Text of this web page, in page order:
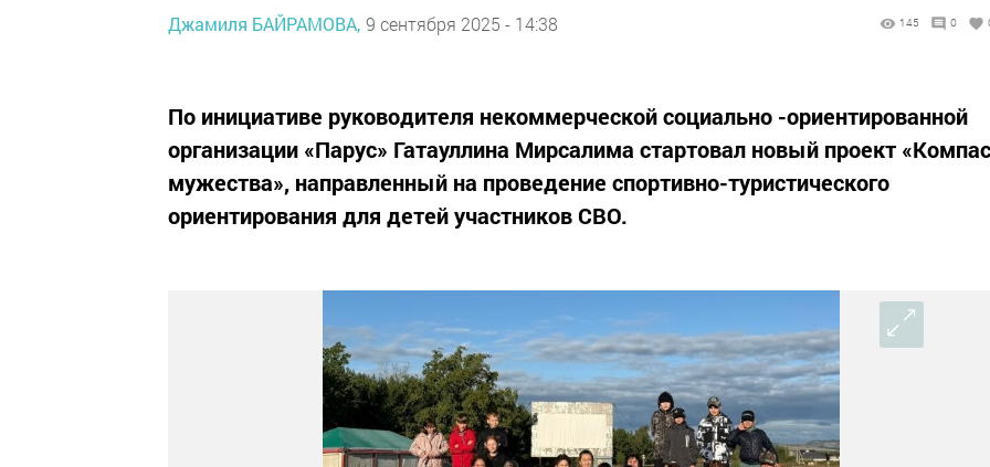
Джамиля БАЙРАМОВА, 9 сентября 2025 - 14:38 145 0
По инициативе руководителя некоммерческой социально -ориентированной
организации «Парус» Гатауллина Мирсалима стартовал новый проект «Компас
мужества», направленный на проведение спортивно-туристического
ориентирования для детей участников СВО.